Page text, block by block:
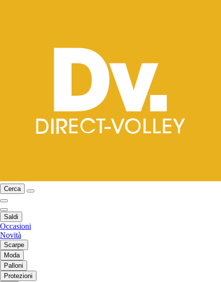
Cerca
Saldi
Occasioni
Novità
Scarpe
Moda
Palloni
Protezioni